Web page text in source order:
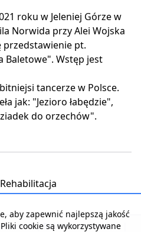
roku w Jeleniej Górze w
Norwida przy Alei Wojska
przedstawienie pt.
Baletowe". Wstęp jest
tancerze w Polsce.
jak: "Jezioro łabędzie",
do orzechów".
| Reklama w serwisie
aby zapewnić najlepszą jakość
cookie są wykorzystywane